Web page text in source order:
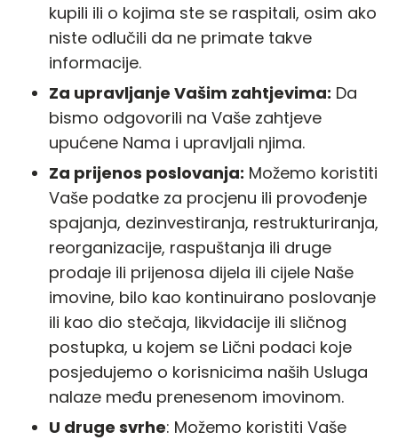
kupili ili o kojima ste se raspitali, osim ako
niste odlučili da ne primate takve
informacije.
Za upravljanje Vašim zahtjevima: Da
bismo odgovorili na Vaše zahtjeve
upućene Nama i upravljali njima.
Za prijenos poslovanja: Možemo koristiti
Vaše podatke za procjenu ili provođenje
spajanja, dezinvestiranja, restrukturiranja,
reorganizacije, raspuštanja ili druge
prodaje ili prijenosa dijela ili cijele Naše
imovine, bilo kao kontinuirano poslovanje
ili kao dio stečaja, likvidacije ili sličnog
postupka, u kojem se Lični podaci koje
posjedujemo o korisnicima naših Usluga
nalaze među prenesenom imovinom.
U druge svrhe: Možemo koristiti Vaše